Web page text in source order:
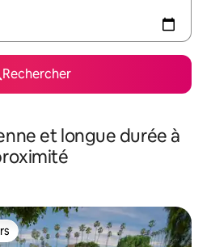
Rechercher
et longue durée à